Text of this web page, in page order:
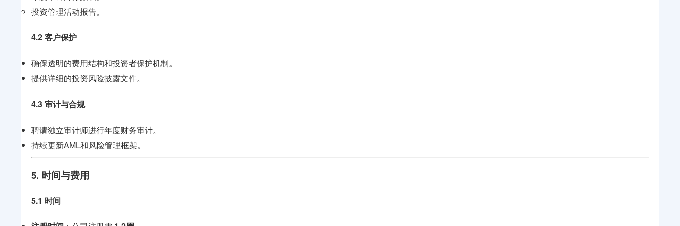
投资管理活动报告。
4.2 客户保护
确保透明的费用结构和投资者保护机制。
提供详细的投资风险披露文件。
4.3 审计与合规
聘请独立审计师进行年度财务审计。
持续更新AML和风险管理框架。
5. 时间与费用
5.1 时间